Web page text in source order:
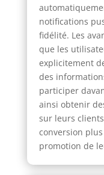
notifications
fidélité. Les
que les
explicitement
des
participer
ainsi obtenir
sur leurs
conversion
promotion de